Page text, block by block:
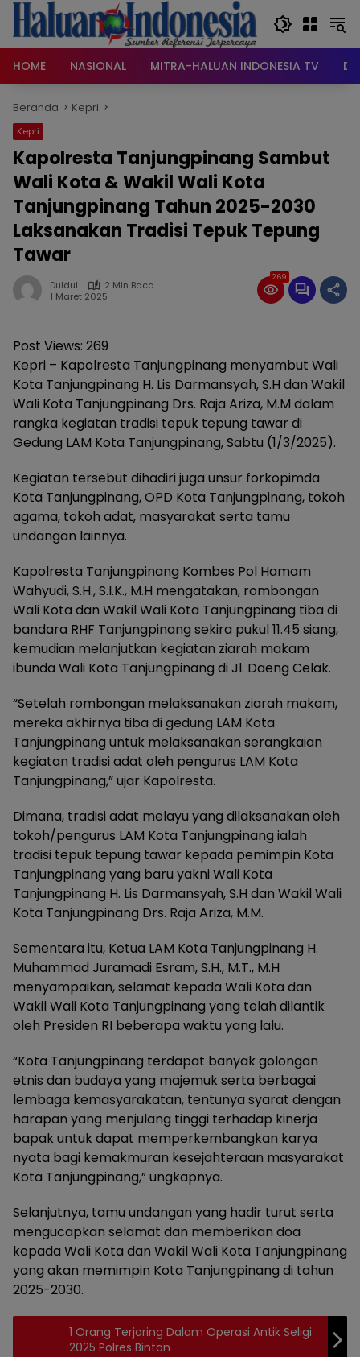
Langsung
konten
HOME
NASIONAL MITRA-HALUAN INDONESIA TV
Beranda Kepri
Kepri
Kapolresta Tanjungpinang Sambut
Wali Kota & Wakil Wali Kota
Tanjungpinang Tahun 2025-2030
Laksanakan Tradisi Tepuk Tepung
Tawar
Duldul
2 Min Baca
1 Maret 2025
269
Post Views: 269
Kepri – Kapolresta Tanjungpinang menyambut Wali
Kota Tanjungpinang H. Lis Darmansyah, S.H dan Wakil
Wali Kota Tanjungpinang Drs. Raja Ariza, M.M dalam
rangka kegiatan tradisi tepuk tepung tawar di
Gedung LAM Kota Tanjungpinang, Sabtu (1/3/2025).
Kegiatan tersebut dihadiri juga unsur forkopimda
Kota Tanjungpinang, OPD Kota Tanjungpinang, tokoh
agama, tokoh adat, masyarakat serta tamu
undangan lainnya.
Kapolresta Tanjungpinang Kombes Pol Hamam
Wahyudi, S.H., S.I.K., M.H mengatakan, rombongan
Wali Kota dan Wakil Wali Kota Tanjungpinang tiba di
bandara RHF Tanjungpinang sekira pukul 11.45 siang,
kemudian melanjutkan kegiatan ziarah makam
ibunda Wali Kota Tanjungpinang di Jl. Daeng Celak.
“Setelah rombongan melaksanakan ziarah makam,
mereka akhirnya tiba di gedung LAM Kota
Tanjungpinang untuk melaksanakan serangkaian
kegiatan tradisi adat oleh pengurus LAM Kota
Tanjungpinang,” ujar Kapolresta.
Dimana, tradisi adat melayu yang dilaksanakan oleh
tokoh/pengurus LAM Kota Tanjungpinang ialah
tradisi tepuk tepung tawar kepada pemimpin Kota
Tanjungpinang yang baru yakni Wali Kota
Tanjungpinang H. Lis Darmansyah, S.H dan Wakil Wali
Kota Tanjungpinang Drs. Raja Ariza, M.M.
Sementara itu, Ketua LAM Kota Tanjungpinang H.
Muhammad Juramadi Esram, S.H., M.T., M.H
menyampaikan, selamat kepada Wali Kota dan
Wakil Wali Kota Tanjungpinang yang telah dilantik
oleh Presiden RI beberapa waktu yang lalu.
“Kota Tanjungpinang terdapat banyak golongan
etnis dan budaya yang majemuk serta berbagai
lembaga kemasyarakatan, tentunya syarat dengan
harapan yang menjulang tinggi terhadap kinerja
bapak untuk dapat memperkembangkan karya
nyata bagi kemakmuran kesejahteraan masyarakat
Kota Tanjungpinang,” ungkapnya.
Selanjutnya, tamu undangan yang hadir turut serta
mengucapkan selamat dan memberikan doa
kepada Wali Kota dan Wakil Wali Kota Tanjungpinang
yang akan memimpin Kota Tanjungpinang di tahun
2025-2030.
1 Orang Terjaring Dalam Operasi Antik Seligi
2025 Polres Bintan